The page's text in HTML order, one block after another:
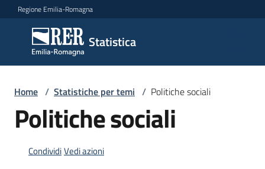
Vai al contenuto
Vai alla navigazione
Vai al footer
Regione Emilia-Romagna
Statistica
Statistica
Novità
Home / Statistiche per temi / Politiche sociali
Politiche sociali
CondividiVedi azioni